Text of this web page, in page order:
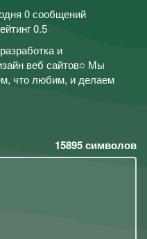
0 сообщений
0.5
и
веб сайтов○ Мы
что любим, и делаем
15895символов